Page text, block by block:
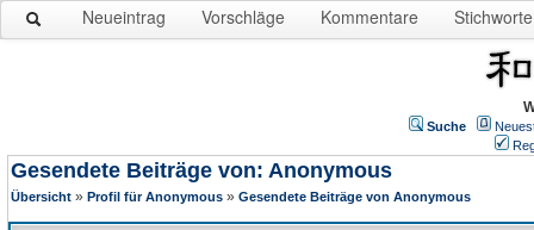
Neueintrag Vorschläge Kommentare Stichworte
Suche
Gesendete Beiträge von: Anonymous
Übersicht » Profil für Anonymous » Gesendete Beiträge von Anonymous